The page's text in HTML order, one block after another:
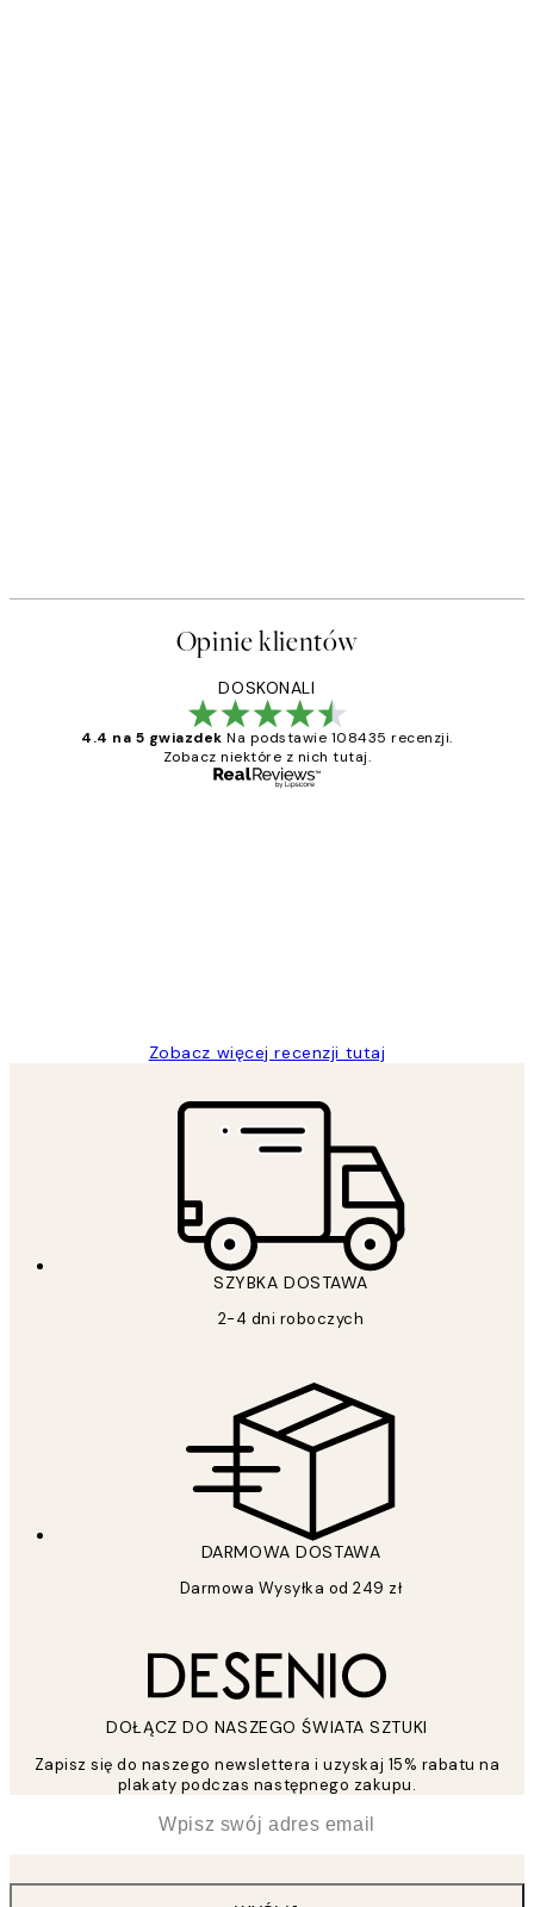
Opinie klientów
DOSKONALI
4.4 na 5 gwiazdek Na podstawie 108435 recenzji.
Zobacz niektóre z nich tutaj.
Zobacz więcej recenzji tutaj
SZYBKA DOSTAWA
2-4 dni roboczych
DARMOWA DOSTAWA
Darmowa Wysyłka od 249 zł
DOŁĄCZ DO NASZEGO ŚWIATA SZTUKI
Zapisz się do naszego newslettera i uzyskaj 15% rabatu na
plakaty podczas następnego zakupu.